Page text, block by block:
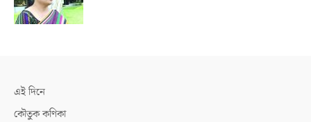
এই দিনে
কৌতুক কণিকা